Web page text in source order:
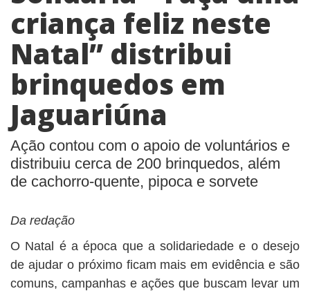
ANUNCIE
criança feliz neste
Natal” distribui
brinquedos em
Jaguariúna
Ação contou com o apoio de voluntários e
distribuiu cerca de 200 brinquedos, além
de cachorro-quente, pipoca e sorvete
Da redação
O Natal é a época que a solidariedade e o desejo
de ajudar o próximo ficam mais em evidência e são
comuns, campanhas e ações que buscam levar um